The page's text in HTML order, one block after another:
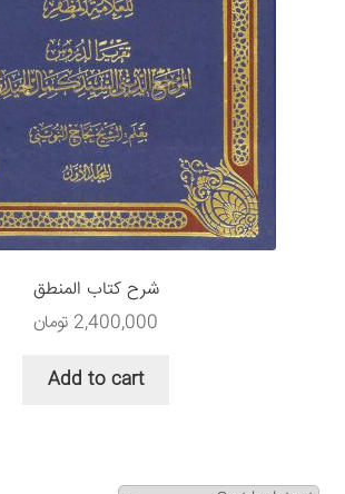
ثبت شکایات
حساب کاربری من
سبد خرید
قوانین و مقررات
شرح کتاب المنطق
2,400,000 تومان
Add to cart